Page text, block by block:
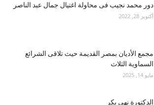
دور محمد نجيب فى محاولة اغتيال جمال عبد الناصر
أكتوبر 28, 2022
مجمع الأديان بمصر القديمة حيث تلاقى الشرائع
السماوية الثلاث
مايو 14, 2025
الدكتورة نهى بكر